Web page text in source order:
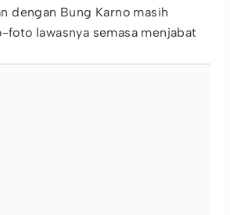
dengan Bung Karno masih
lawasnya semasa menjabat